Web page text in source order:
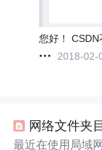
您好！ CSDN
2018-02-
网络文件夹
最近在使用局域